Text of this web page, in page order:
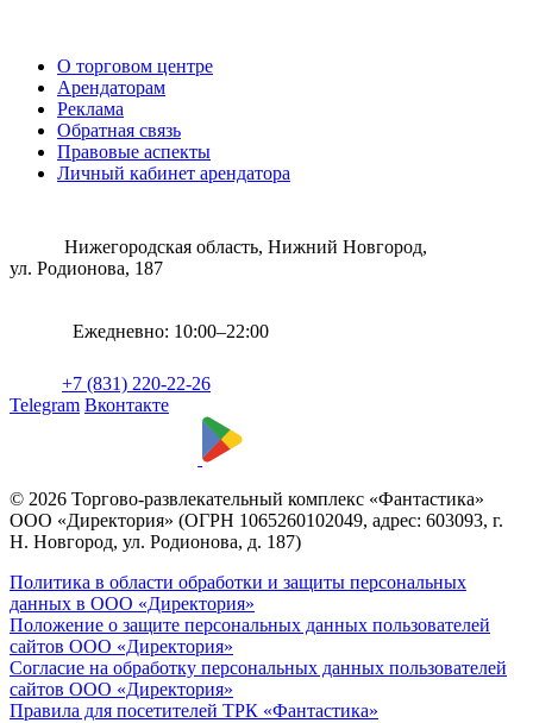
О торговом центре
Арендаторам
Реклама
Обратная связь
Правовые аспекты
Личный кабинет арендатора
Нижегородская область, Нижний Новгород,
ул. Родионова, 187
Ежедневно: 10:00–22:00
+7 (831) 220-22-26
Telegram Вконтакте
© 2026 Торгово-развлекательный комплекс «Фантастика»
ООО «Директория» (ОГРН 1065260102049, адрес: 603093, г.
Н. Новгород, ул. Родионова, д. 187)
Политика в области обработки и защиты персональных
данных в ООО «Директория»
Положение о защите персональных данных пользователей
сайтов ООО «Директория»
Согласие на обработку персональных данных пользователей
сайтов ООО «Директория»
Правила для посетителей ТРК «Фантастика»